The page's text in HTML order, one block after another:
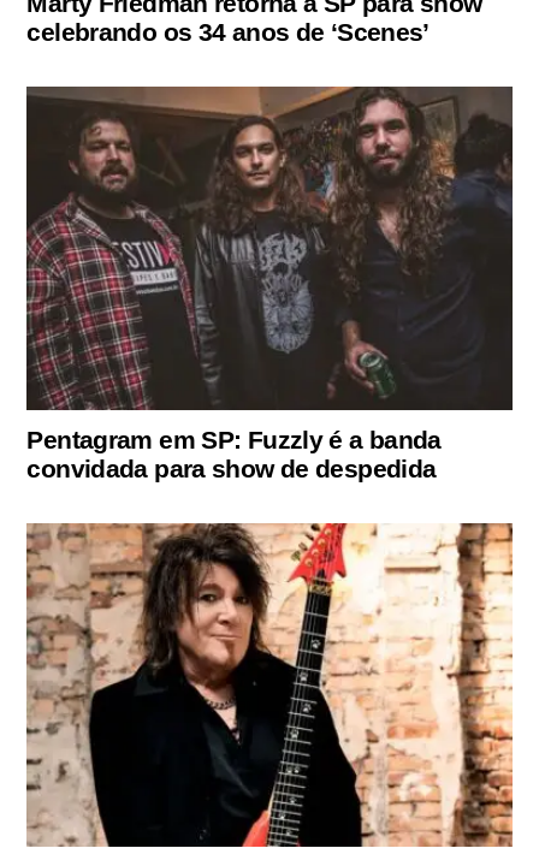
celebrando os 34 anos de ‘Scenes’
Pentagram em SP: Fuzzly é a banda
convidada para show de despedida